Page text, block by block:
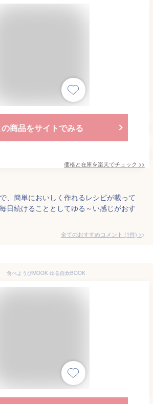
の商品をサイトでみる
価格と在庫を楽天でチェック >>
、簡単においしく作れるレシピが載って
日続けることとしてゆる～い感じがおす
全てのおすすめコメント (1件) >
食べようびMOOK ゆる自炊BOOK